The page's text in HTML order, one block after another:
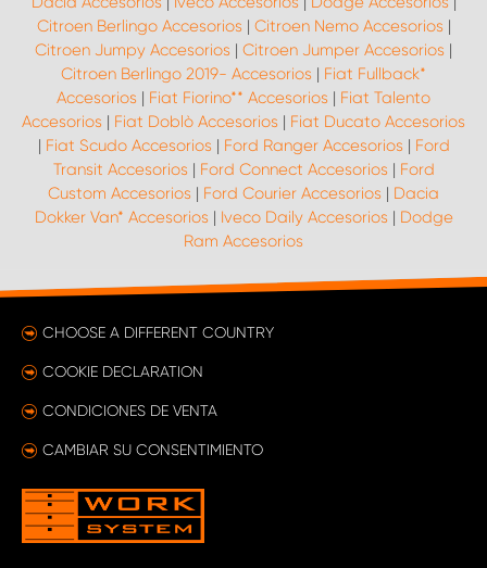
Citroen Berlingo Accesorios | Citroen Nemo Accesorios |
Citroen Jumpy Accesorios | Citroen Jumper Accesorios |
Citroen Berlingo 2019- Accesorios | Fiat Fullback*
Accesorios | Fiat Fiorino** Accesorios | Fiat Talento
Accesorios | Fiat Doblò Accesorios | Fiat Ducato Accesorios
| Fiat Scudo Accesorios | Ford Ranger Accesorios | Ford
Transit Accesorios | Ford Connect Accesorios | Ford
Custom Accesorios | Ford Courier Accesorios | Dacia
Dokker Van* Accesorios | Iveco Daily Accesorios | Dodge
Ram Accesorios
CHOOSE A DIFFERENT COUNTRY
COOKIE DECLARATION
CONDICIONES DE VENTA
CAMBIAR SU CONSENTIMIENTO